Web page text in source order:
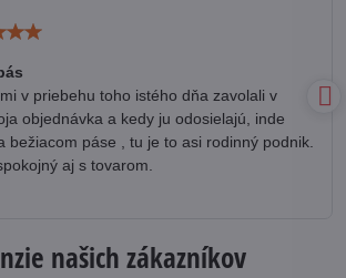
v priebehu toho istého dňa zavolali v
objednávka a kedy ju odosielajú, inde
bežiacom páse , tu je to asi rodinný podnik.
aj s tovarom.
našich zákazníkov